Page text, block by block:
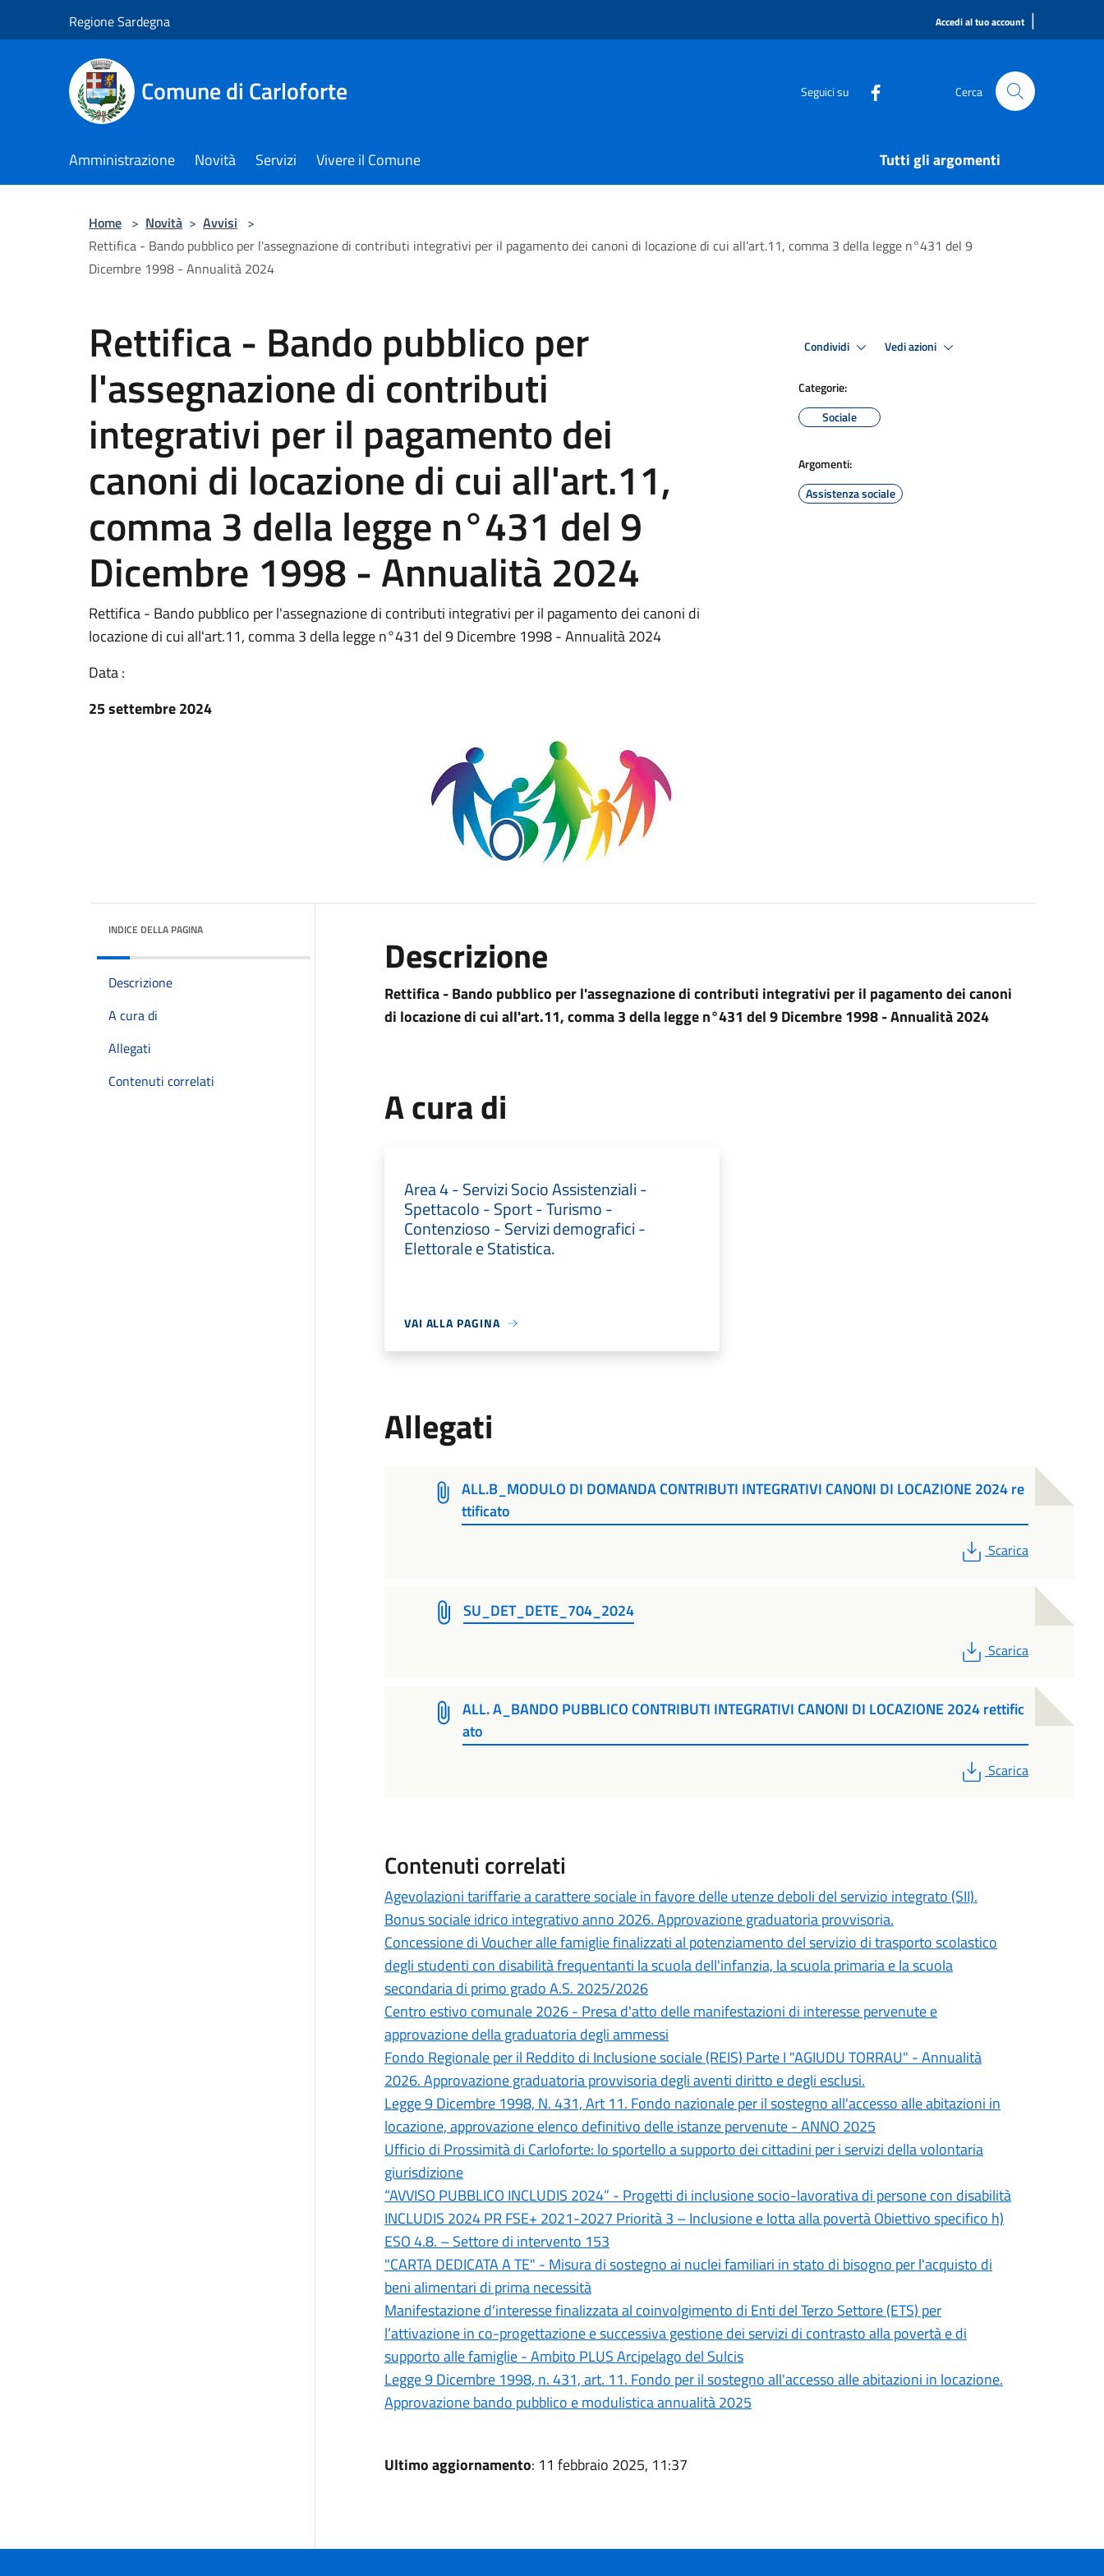
Regione Sardegna Accedi al tuo account |
Comune di Carloforte Seguici su Cerca
Amministrazione Novità Servizi Vivere il Comune Tutti gli argomenti
Home > Novità > Avvisi >
Rettifica - Bando pubblico per l'assegnazione di contributi integrativi per il pagamento dei canoni di locazione di cui all'art.11, comma 3 della legge n°431 del 9
Dicembre 1998 - Annualità 2024
Rettifica - Bando pubblico per
l'assegnazione di contributi
integrativi per il pagamento dei
canoni di locazione di cui all'art.11,
comma 3 della legge n°431 del 9
Dicembre 1998 - Annualità 2024
Rettifica - Bando pubblico per l'assegnazione di contributi integrativi per il pagamento dei canoni di
locazione di cui all'art.11, comma 3 della legge n°431 del 9 Dicembre 1998 - Annualità 2024
Data :
25 settembre 2024
Condividi Vedi azioni
Categorie:
Sociale
Argomenti:
Assistenza sociale
INDICE DELLA PAGINA
Descrizione
A cura di
Allegati
Contenuti correlati
Descrizione
Rettifica - Bando pubblico per l'assegnazione di contributi integrativi per il pagamento dei canoni
di locazione di cui all'art.11, comma 3 della legge n°431 del 9 Dicembre 1998 - Annualità 2024
A cura di
Area 4 - Servizi Socio Assistenziali -
Spettacolo - Sport - Turismo -
Contenzioso - Servizi demografici -
Elettorale e Statistica.
VAI ALLA PAGINA
Allegati
ALL.B_MODULO DI DOMANDA CONTRIBUTI INTEGRATIVI CANONI DI LOCAZIONE 2024 re
ttificato
PDF
Scarica
SU_DET_DETE_704_2024
PDF
Scarica
ALL. A_BANDO PUBBLICO CONTRIBUTI INTEGRATIVI CANONI DI LOCAZIONE 2024 rettific
ato
PDF
Scarica
Contenuti correlati
Agevolazioni tariffarie a carattere sociale in favore delle utenze deboli del servizio integrato (SII).
Bonus sociale idrico integrativo anno 2026. Approvazione graduatoria provvisoria.
Concessione di Voucher alle famiglie finalizzati al potenziamento del servizio di trasporto scolastico
degli studenti con disabilità frequentanti la scuola dell'infanzia, la scuola primaria e la scuola
secondaria di primo grado A.S. 2025/2026
Centro estivo comunale 2026 - Presa d'atto delle manifestazioni di interesse pervenute e
approvazione della graduatoria degli ammessi
Fondo Regionale per il Reddito di Inclusione sociale (REIS) Parte I "AGIUDU TORRAU" - Annualità
2026. Approvazione graduatoria provvisoria degli aventi diritto e degli esclusi.
Legge 9 Dicembre 1998, N. 431, Art 11. Fondo nazionale per il sostegno all'accesso alle abitazioni in
locazione, approvazione elenco definitivo delle istanze pervenute - ANNO 2025
Ufficio di Prossimità di Carloforte: lo sportello a supporto dei cittadini per i servizi della volontaria
giurisdizione
“AVVISO PUBBLICO INCLUDIS 2024” - Progetti di inclusione socio-lavorativa di persone con disabilità
INCLUDIS 2024 PR FSE+ 2021-2027 Priorità 3 – Inclusione e lotta alla povertà Obiettivo specifico h)
ESO 4.8. – Settore di intervento 153
"CARTA DEDICATA A TE" - Misura di sostegno ai nuclei familiari in stato di bisogno per l'acquisto di
beni alimentari di prima necessità
Manifestazione d’interesse finalizzata al coinvolgimento di Enti del Terzo Settore (ETS) per
l’attivazione in co-progettazione e successiva gestione dei servizi di contrasto alla povertà e di
supporto alle famiglie - Ambito PLUS Arcipelago del Sulcis
Legge 9 Dicembre 1998, n. 431, art. 11. Fondo per il sostegno all'accesso alle abitazioni in locazione.
Approvazione bando pubblico e modulistica annualità 2025
Ultimo aggiornamento: 11 febbraio 2025, 11:37